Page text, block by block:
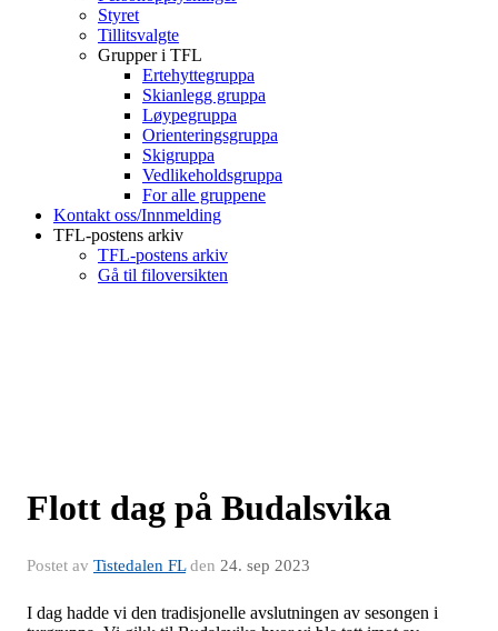
Styret
Tillitsvalgte
Grupper i TFL
Ertehyttegruppa
Skianlegg gruppa
Løypegruppa
Orienteringsgruppa
Skigruppa
Vedlikeholdsgruppa
For alle gruppene
Kontakt oss/Innmelding
TFL-postens arkiv
TFL-postens arkiv
Gå til filoversikten
Flott dag på Budalsvika
Postet av Tistedalen FLden 24. sep 2023
I dag hadde vi den tradisjonelle avslutningen av sesongen i